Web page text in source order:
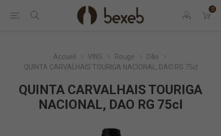
0
Accueil VINS Rouge
Dão
QUINTA CARVALHAIS TOURIGA NACIONAL, DAO RG 75cl
QUINTA CARVALHAIS TOURIGA
NACIONAL, DAO RG 75cl